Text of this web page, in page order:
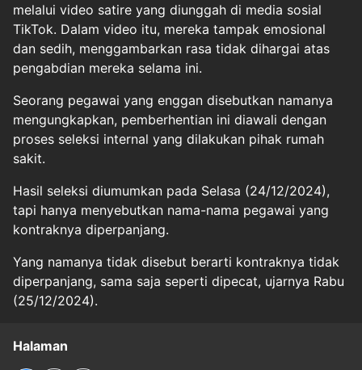
melalui video satire yang diunggah di media sosial
TikTok. Dalam video itu, mereka tampak emosional
dan sedih, menggambarkan rasa tidak dihargai atas
pengabdian mereka selama ini.
Seorang pegawai yang enggan disebutkan namanya
mengungkapkan, pemberhentian ini diawali dengan
proses seleksi internal yang dilakukan pihak rumah
sakit.
Hasil seleksi diumumkan pada Selasa (24/12/2024),
tapi hanya menyebutkan nama-nama pegawai yang
kontraknya diperpanjang.
Yang namanya tidak disebut berarti kontraknya tidak
diperpanjang, sama saja seperti dipecat, ujarnya Rabu
(25/12/2024).
Halaman